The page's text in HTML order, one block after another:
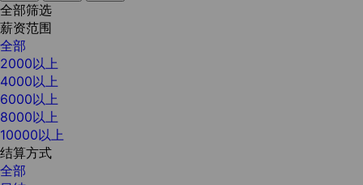
全部筛选
薪资范围
全部
2000以上
4000以上
6000以上
8000以上
10000以上
结算方式
全部